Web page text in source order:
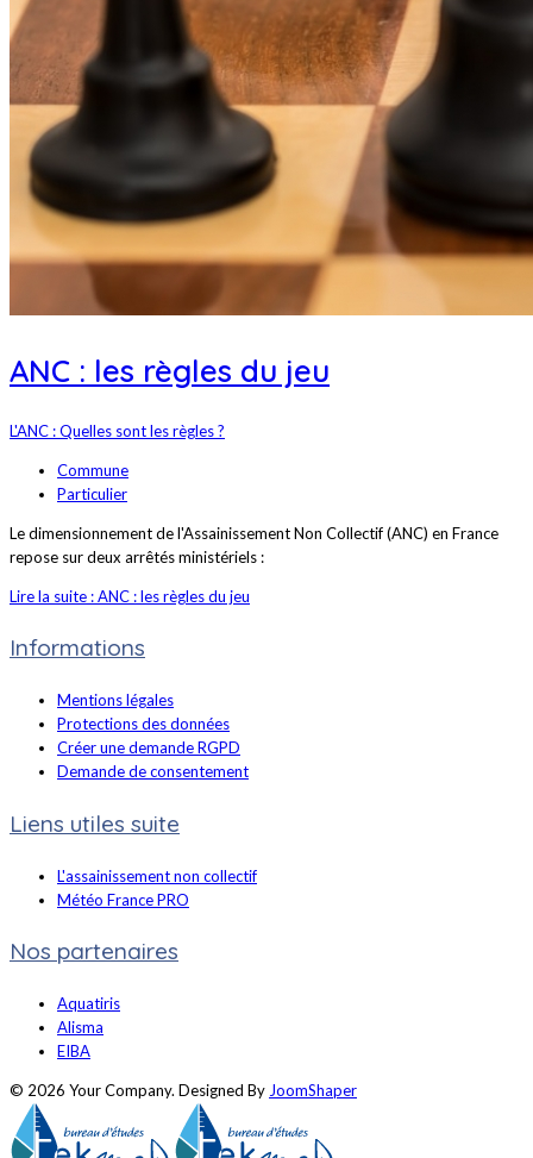
ANC : les règles du jeu
L'ANC : Quelles sont les règles ?
Commune
Particulier
Le dimensionnement de l'Assainissement Non Collectif (ANC) en France
repose sur deux arrêtés ministériels :
Lire la suite : ANC : les règles du jeu
Informations
Mentions légales
Protections des données
Créer une demande RGPD
Demande de consentement
Liens utiles suite
L'assainissement non collectif
Météo France PRO
Nos partenaires
Aquatiris
Alisma
EIBA
© 2026 Your Company. Designed By JoomShaper